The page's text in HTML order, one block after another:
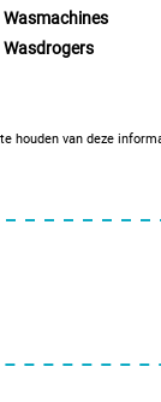
Wasmachines
Wasdrogers
houden van deze